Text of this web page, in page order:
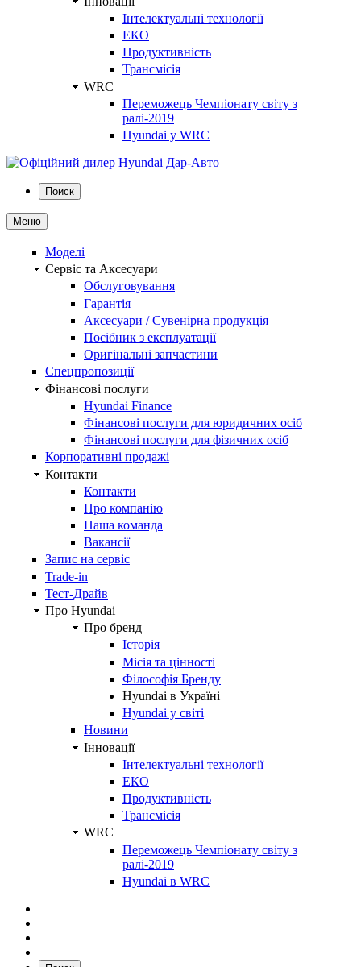
Інтелектуальні технології
ЕКО
Продуктивність
Трансмісія
WRC
Переможець Чемпіонату світу з
ралі-2019
Hyundai у WRC
Поиск
Меню
Моделі
Сервіс та Аксесуари
Обслуговування
Гарантія
Аксесуари / Сувенірна продукція
Посібник з експлуатації
Оригінальні запчастини
Спецпропозиції
Фінансові послуги
Hyundai Finance
Фінансові послуги для юридичних осіб
Фінансові послуги для фізичних осіб
Корпоративні продажі
Контакти
Контакти
Про компанію
Наша команда
Вакансії
Запис на сервіс
Trade-in
Тест-Драйв
Про Hyundai
Про бренд
Історія
Місія та цінності
Філософія Бренду
Hyundai в Україні
Hyundai у світі
Новини
Інновації
Інтелектуальні технології
ЕКО
Продуктивність
Трансмісія
WRC
Переможець Чемпіонату світу з
ралі-2019
Hyundai в WRC